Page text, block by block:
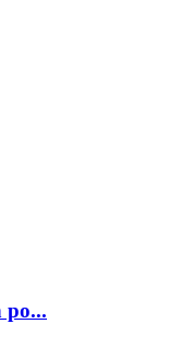
po...